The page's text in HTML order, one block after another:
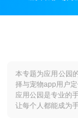
本专题为应用公园
择与宠物app用户定
应用公园是专业的
让每个人都能成为